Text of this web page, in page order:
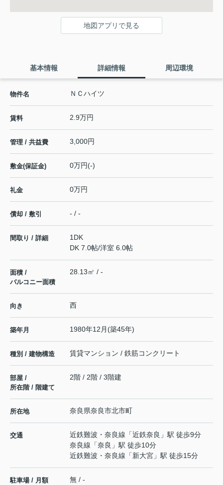
地図アプリで見る
基本情報 詳細情報 周辺環境
物件名 ＮＣハイツ
賃料 2.9万円
管理 / 共益費 3,000円
敷金(保証金) 0万円(-)
礼金 0万円
償却 / 敷引 - / -
間取り / 詳細
1DK
DK 7.0帖/洋室 6.0帖
面積 /
バルコニー面積
28.13㎡ / -
向き 西
築年月 1980年12月(築45年)
種別 / 建物構造 賃貸マンション / 鉄筋コンクリート
部屋 /
所在階 / 階建て
2階 / 2階 / 3階建
所在地 奈良県奈良市北市町
交通 近鉄難波・奈良線 「近鉄奈良 」駅 徒歩9分
奈良線 「奈良 」駅 徒歩10分
近鉄難波・奈良線 「新大宮 」駅 徒歩15分
駐車場 / 月額 無 / -